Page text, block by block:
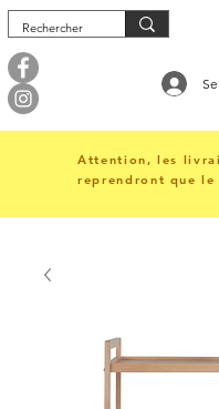
Attention, les
reprendront que le